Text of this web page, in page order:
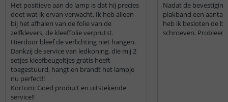
Het positieve aan de lamp is dat hij precies
doet wat ik ervan verwacht. Ik heb alleen
bij het afhalen van de folie van de
zelfklevers, de kleeffolie verprutst.
Hierdoor bleef de verlichting niet hangen.
Dankzij de service van ledkoning, die mij 2
setjes kleefbeugeltjes gratis heeft
toegestuurd, hangt en brandt het lampje
nu perfect!!
Kortom: Goed product en uitstekende
service!!
Nadat de
plakband een aantal
heb ik besloten de
schroeven.